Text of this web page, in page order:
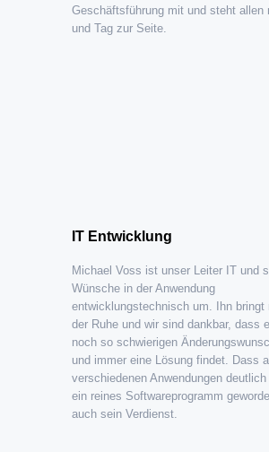
Geschäftsführung mit und steht
und Tag zur Seite.
IT Entwicklung
Michael Voss ist unser Leiter IT und
Wünsche in der Anwendung
entwicklungstechnisch um. Ihn bringt
der Ruhe und wir sind dankbar, dass
noch so schwierigen
und immer eine Lösung findet. Dass
verschiedenen Anwendungen
ein reines Softwareprogramm
auch sein Verdienst.